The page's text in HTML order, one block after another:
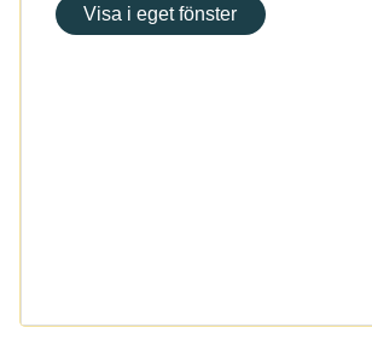
Visa i eget fönster